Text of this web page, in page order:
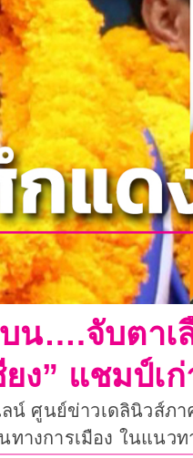
….จับตาเ
ง” แชมป์เก่
น์ ศูนย์ข่าวเดลินิวส์
ทางการเมือง ในแน